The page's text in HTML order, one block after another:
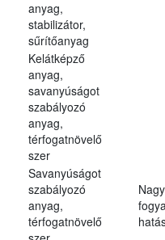
anyag,
stabilizátor,
sűrítőanyag
Kelátképző
anyag,
savanyúságot
szabályozó
anyag,
térfogatnövelő
szer
Savanyúságot
szabályozó
anyag,
térfogatnövelő